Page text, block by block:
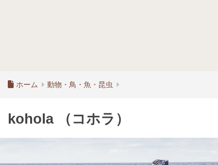
ホーム 動物・鳥・魚・昆虫
kohola （コホラ）